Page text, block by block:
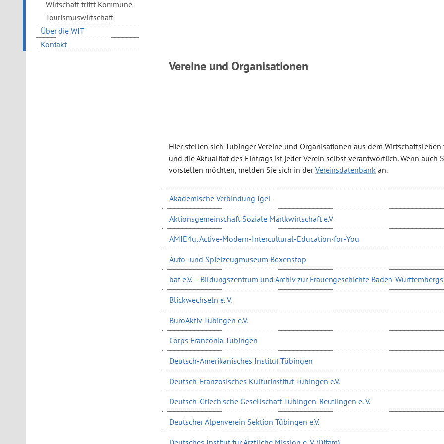
Wirtschaft trifft Kommune
Tourismuswirtschaft
Über die WIT
Kontakt
Vereine und Organisationen
Hier stellen sich Tübinger Vereine und Organisationen aus dem Wirtschaftsleben
und die Aktualität des Eintrags ist jeder Verein selbst verantwortlich. Wenn auch
vorstellen möchten, melden Sie sich in derVereinsdatenbank an.
Akademische Verbindung Igel
Aktionsgemeinschaft Soziale Martkwirtschaft e.V.
AMIE4u, Active-Modern-Intercultural-Education-for-You
Auto- und Spielzeugmuseum Boxenstop
baf e.V. – Bildungszentrum und Archiv zur Frauengeschichte Baden-Württembergs
Blickwechseln e. V.
BüroAktiv Tübingen e.V.
Corps Franconia Tübingen
Deutsch-Amerikanisches Institut Tübingen
Deutsch-Französisches Kulturinstitut Tübingen e.V.
Deutsch-Griechische Gesellschaft Tübingen-Reutlingen e. V.
Deutscher Alpenverein Sektion Tübingen e.V.
Deutsches Institut für Ärztliche Mission e. V. (Difäm)